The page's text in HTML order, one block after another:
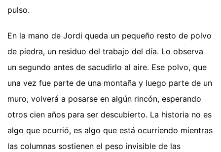
pulso.
En la mano de Jordi queda un pequeño resto de polvo
de piedra, un residuo del trabajo del día. Lo observa
un segundo antes de sacudirlo al aire. Ese polvo, que
una vez fue parte de una montaña y luego parte de un
muro, volverá a posarse en algún rincón, esperando
otros cien años para ser descubierto. La historia no es
algo que ocurrió, es algo que está ocurriendo mientras
las columnas sostienen el peso invisible de las